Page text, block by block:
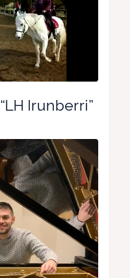
Irunberri”